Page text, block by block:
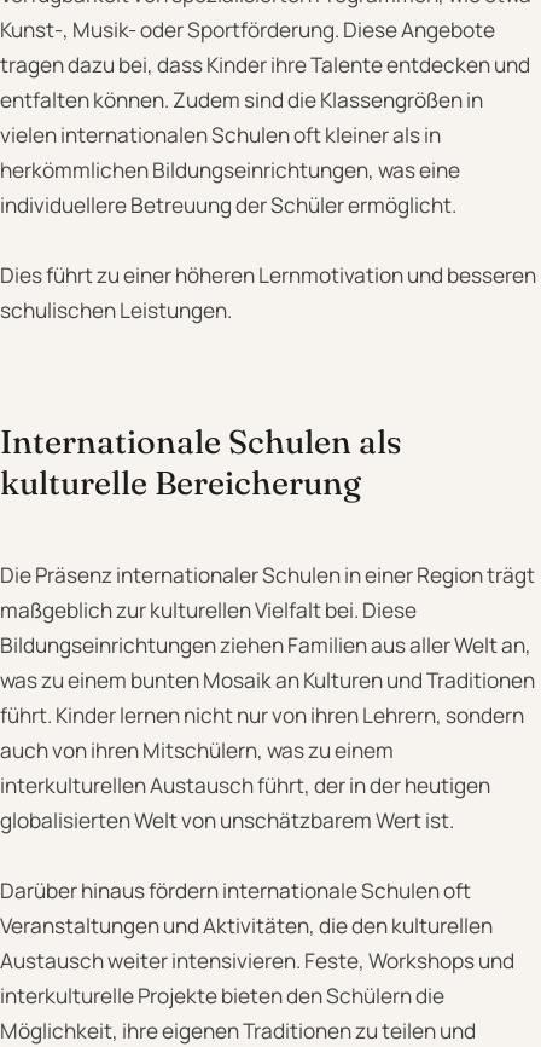
Kunst-, Musik- oder Sportförderung. Diese Angebote
tragen dazu bei, dass Kinder ihre Talente entdecken und
entfalten können. Zudem sind die Klassengrößen in
vielen internationalen Schulen oft kleiner als in
herkömmlichen Bildungseinrichtungen, was eine
individuellere Betreuung der Schüler ermöglicht.
Dies führt zu einer höheren Lernmotivation und besseren
schulischen Leistungen.
Internationale Schulen als
kulturelle Bereicherung
Die Präsenz internationaler Schulen in einer Region trägt
maßgeblich zur kulturellen Vielfalt bei. Diese
Bildungseinrichtungen ziehen Familien aus aller Welt an,
was zu einem bunten Mosaik an Kulturen und Traditionen
führt. Kinder lernen nicht nur von ihren Lehrern, sondern
auch von ihren Mitschülern, was zu einem
interkulturellen Austausch führt, der in der heutigen
globalisierten Welt von unschätzbarem Wert ist.
Darüber hinaus fördern internationale Schulen oft
Veranstaltungen und Aktivitäten, die den kulturellen
Austausch weiter intensivieren. Feste, Workshops und
interkulturelle Projekte bieten den Schülern die
Möglichkeit, ihre eigenen Traditionen zu teilen und